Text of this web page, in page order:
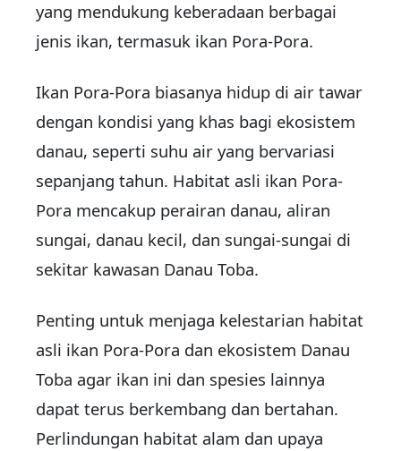
yang mendukung keberadaan berbagai
jenis ikan, termasuk ikan Pora-Pora.
Ikan Pora-Pora biasanya hidup di air tawar
dengan kondisi yang khas bagi ekosistem
danau, seperti suhu air yang bervariasi
sepanjang tahun. Habitat asli ikan Pora-
Pora mencakup perairan danau, aliran
sungai, danau kecil, dan sungai-sungai di
sekitar kawasan Danau Toba.
Penting untuk menjaga kelestarian habitat
asli ikan Pora-Pora dan ekosistem Danau
Toba agar ikan ini dan spesies lainnya
dapat terus berkembang dan bertahan.
Perlindungan habitat alam dan upaya